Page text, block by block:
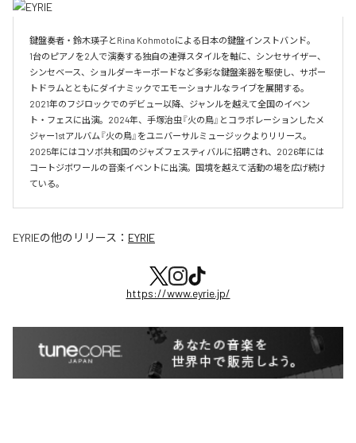
鍵盤奏者・鈴木瑛子とRina Kohmotoによる日本の鍵盤インストバンド。
1台のピアノを2人で演奏する独自の連弾スタイルを軸に、シンセサイザー、
シンセベース、ショルダーキーボードなど多彩な鍵盤楽器を駆使し、サポー
トドラムとともにダイナミックでエモーショナルなライブを展開する。
2021年のフジロックでのデビュー以降、ジャンルを越えて全国のイベン
ト・フェスに出演。2024年、手塚治虫『火の鳥』とコラボレーションしたメ
ジャー1stアルバム『火の鳥』をユニバーサルミュージックよりリリース。
2025年にはコソボ共和国のジャズフェスティバルに招聘され、2026年には
コートジボワールの音楽イベントに出演。国境を越えて活動の場を広げ続け
ている。​
EYRIEの他のリリース： EYRIE
https://www.eyrie.jp/